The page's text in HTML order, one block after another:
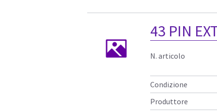
43 PIN
N. articolo
Condizione
Produttore